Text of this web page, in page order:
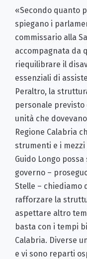
«Secondo quanto
spiegano i
commissario alla
accompagnata da
riequilibrare il
essenziali di
Peraltro, la
personale previsto
unità che
Regione Calabria
strumenti e i
Guido Longo
governo –
Stelle – chiediamo
rafforzare la
aspettare altro
basta con i tempi
Calabria. Diverse
e vi sono reparti